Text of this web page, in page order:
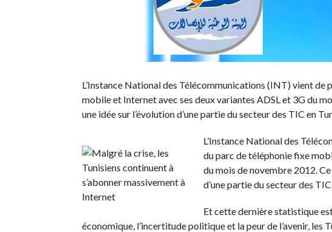
L’Instance National des Télécommunications (INT) vient
mobile et Internet avec ses deux variantes ADSL et 3G du
une idée sur l’évolution d’une partie du secteur des TIC en
L’Instance National des
du parc de téléphonie fixe
du mois de novembre 2012.
d’une partie du secteur des
Et cette dernière statistique
économique, l’incertitude politique et la peur de l’avenir, les